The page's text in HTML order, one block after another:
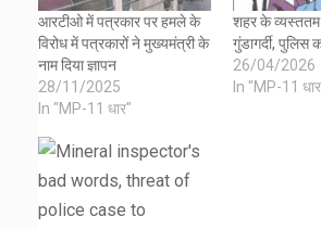
आरटीओ में पत्रकार पर हमले के
विरोध में पत्रकारों ने मुख्यमंत्री के
नाम दिया ज्ञापन
28/11/2025
In "MP-11 धार"
शहर के
गुंडागर्दी, पुलिस
26/04/2026
In "MP-11